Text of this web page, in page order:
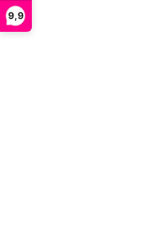
9,9